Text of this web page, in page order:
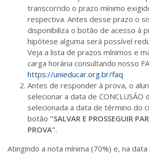
transcorrido o prazo mínimo
respectiva. Antes desse prazo o
disponibiliza o botão de acesso à
hipótese alguma será possível
Veja a lista de prazos mínimos e
carga horária consultando nosso
https://unieducar.org.br/faq
Antes de responder à prova, o
selecionar a data de CONCLUSÃO
selecionada a data de término do
botão "SALVAR E PROSSEGUIR
PROVA".
Atingindo a nota mínima (70%) e, na